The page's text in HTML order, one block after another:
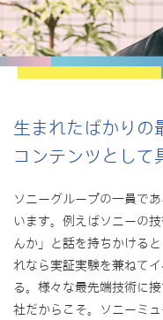
生まれたばかりの
コンテンツとして
ソニーグループの一員で
います。例えばソニーの
んか」と話を持ちかける
れなら実証実験を兼ねて
る。様々な最先端技術に
社だからこそ。ソニーミ